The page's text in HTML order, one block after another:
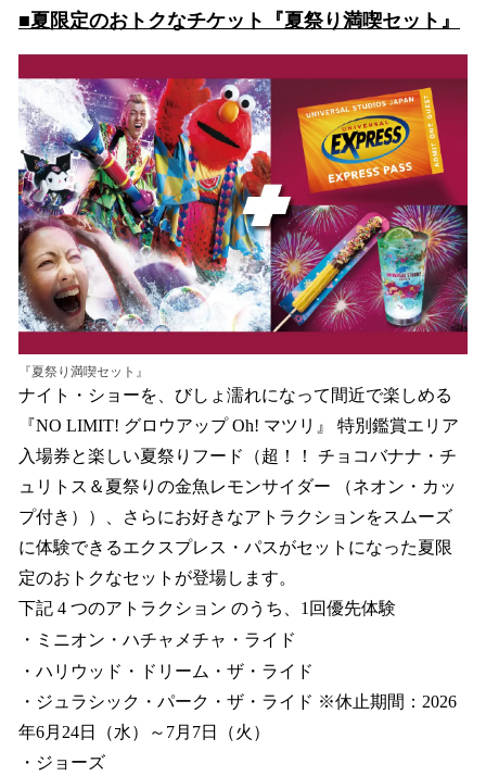
■夏限定のおトクなチケット『夏祭り満喫セット』
『夏祭り満喫セット』
ナイト・ショーを、びしょ濡れになって間近で楽しめる
『NO LIMIT! グロウアップ Oh! マツリ』 特別鑑賞エリア
入場券と楽しい夏祭りフード（超！！ チョコバナナ・チ
ュリトス＆夏祭りの金魚レモンサイダー​ （ネオン・カッ
プ付き））、さらにお好きなアトラクションをスムーズ
に体験できるエクスプレス・パスがセットになった夏限
定のおトクなセットが登場します。
下記 4 つのアトラクション のうち、1回優先体験
・ミニオン・ハチャメチャ・ライド
・ハリウッド・ドリーム・ザ・ライド
・ジュラシック・パーク・ザ・ライド ※休止期間：2026
年6月24日（水）～7月7日（火）
・ジョーズ